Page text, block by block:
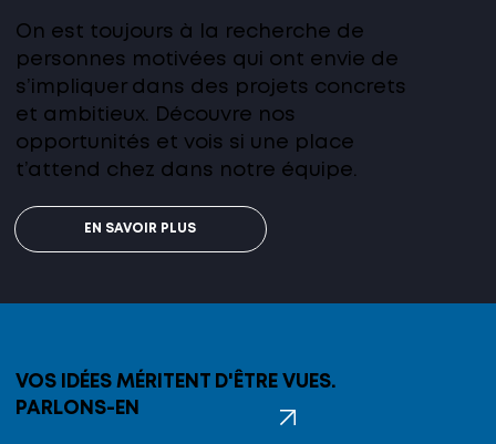
On est toujours à la recherche de
personnes motivées qui ont envie de
s’impliquer dans des projets concrets
et ambitieux. Découvre nos
opportunités et vois si une place
t’attend chez dans notre équipe.
EN SAVOIR PLUS
VOS IDÉES MÉRITENT D'ÊTRE VUES.
PARLONS-EN